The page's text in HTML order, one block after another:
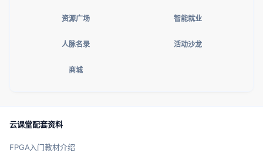
资源广场 智能就业
人脉名录 活动沙龙
商城
云课堂配套资料
FPGA入门教材介绍